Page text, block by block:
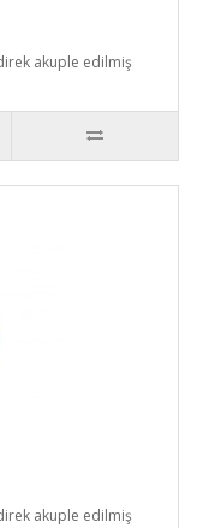
akuple edilmiş
akuple edilmiş